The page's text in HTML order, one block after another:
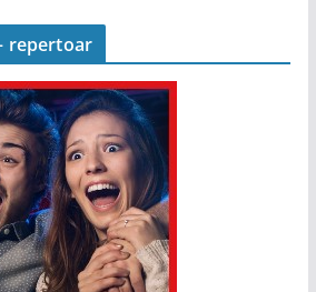
repertoar